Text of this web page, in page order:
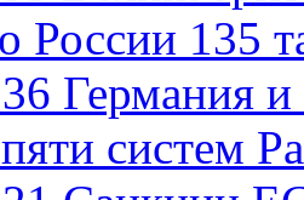
России 135
Германия
систем